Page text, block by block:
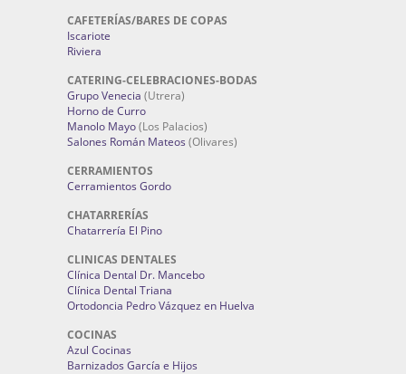
CAFETERÍAS/BARES DE COPAS
Iscariote
Riviera
CATERING-CELEBRACIONES-BODAS
Grupo Venecia (Utrera)
Horno de Curro
Manolo Mayo(Los Palacios)
Salones Román Mateos (Olivares)
CERRAMIENTOS
Cerramientos Gordo
CHATARRERÍAS
Chatarrería El Pino
CLINICAS DENTALES
Clínica Dental Dr. Mancebo
Clínica Dental Triana
Ortodoncia Pedro Vázquez en Huelva
COCINAS
Azul Cocinas
Barnizados García e Hijos